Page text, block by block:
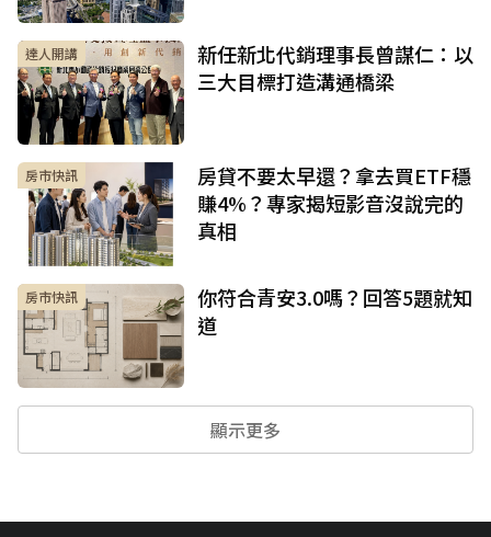
達人開講
新任新北代銷理事長曾謀仁：以
三大目標打造溝通橋梁
房市快訊
房貸不要太早還？拿去買ETF穩
賺4%？專家揭短影音沒說完的
真相
房市快訊
你符合青安3.0嗎？回答5題就知
道
顯示更多